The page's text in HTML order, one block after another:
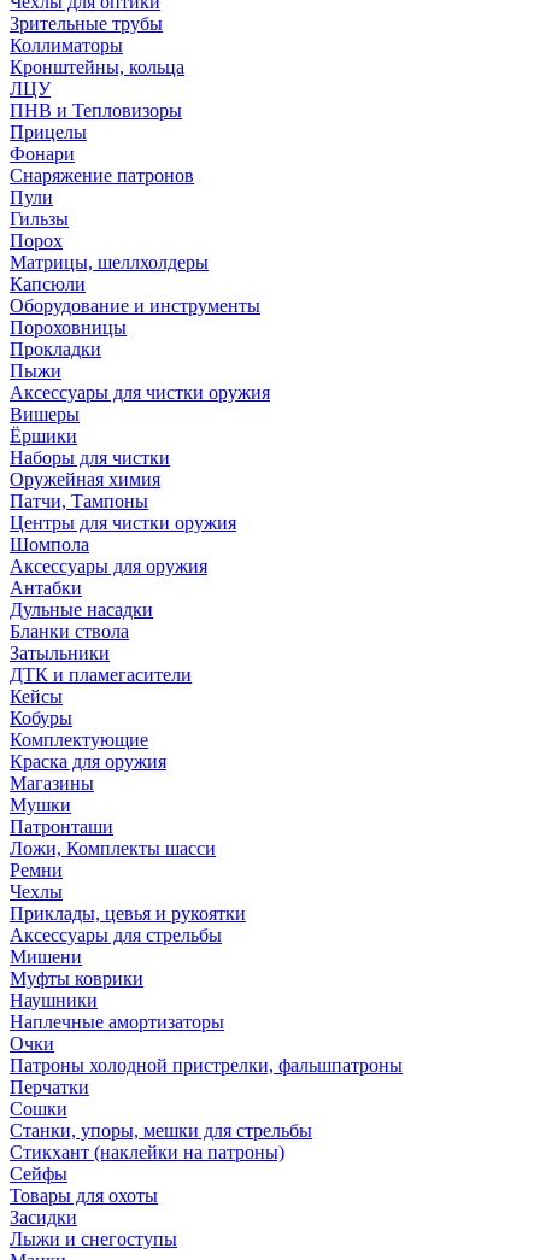
Зрительные трубы
Коллиматоры
Кронштейны, кольца
ЛЦУ
ПНВ и Тепловизоры
Прицелы
Фонари
Снаряжение патронов
Пули
Гильзы
Порох
Матрицы, шеллхолдеры
Капсюли
Оборудование и инструменты
Пороховницы
Прокладки
Пыжи
Аксессуары для чистки оружия
Вишеры
Ёршики
Наборы для чистки
Оружейная химия
Патчи, Тампоны
Центры для чистки оружия
Шомпола
Аксессуары для оружия
Антабки
Дульные насадки
Бланки ствола
Затыльники
ДТК и пламегасители
Кейсы
Кобуры
Комплектующие
Краска для оружия
Магазины
Мушки
Патронташи
Ложи, Комплекты шасси
Ремни
Чехлы
Приклады, цевья и рукоятки
Аксессуары для стрельбы
Мишени
Муфты коврики
Наушники
Наплечные амортизаторы
Очки
Патроны холодной пристрелки, фальшпатроны
Перчатки
Сошки
Станки, упоры, мешки для стрельбы
Стикхант (наклейки на патроны)
Сейфы
Товары для охоты
Засидки
Лыжи и снегоступы